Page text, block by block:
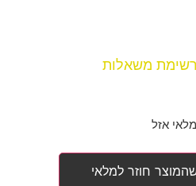
משאלות
אזל
חוזר למלאי